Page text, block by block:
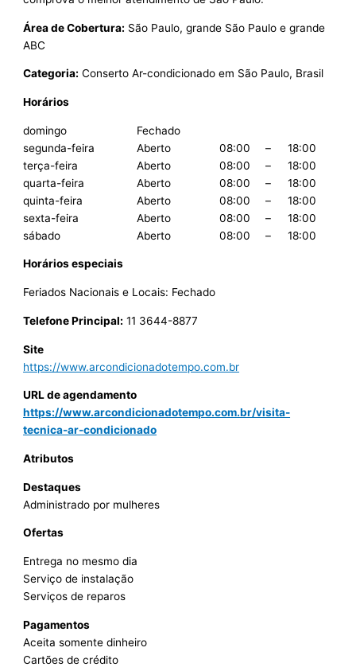
Área de Cobertura: São Paulo, grande São Paulo e grande
ABC
Categoria: Conserto Ar-condicionado em São Paulo, Brasil
Horários
domingo
Fechado
segunda-feira
Aberto 08:00 –
18:00
terça-feira
Aberto 08:00 –
18:00
quarta-feira
Aberto 08:00 –
18:00
quinta-feira
Aberto 08:00 –
18:00
sexta-feira
Aberto 08:00 –
18:00
sábado
Aberto 08:00 – 18:00
Horários especiais
Feriados Nacionais e Locais: Fechado
Telefone Principal: 11 3644-8877
Site
https://www.arcondicionadotempo.com.br
URL de agendamento
https://www.arcondicionadotempo.com.br/visita-
tecnica-ar-condicionado
Atributos
Destaques
Administrado por mulheres
Ofertas
Entrega no mesmo dia
Serviço de instalação
Serviços de reparos
Pagamentos
Aceita somente dinheiro
Cartões de crédito